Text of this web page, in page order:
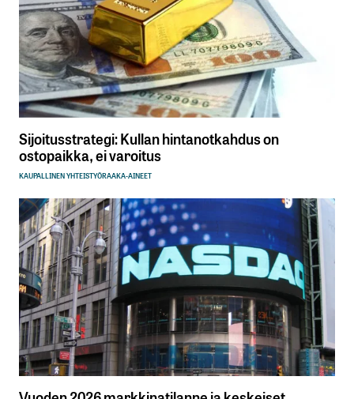
Sijoitusstrategi: Kullan hintanotkahdus on
ostopaikka, ei varoitus
KAUPALLINEN YHTEISTYÖRAAKA-AINEET